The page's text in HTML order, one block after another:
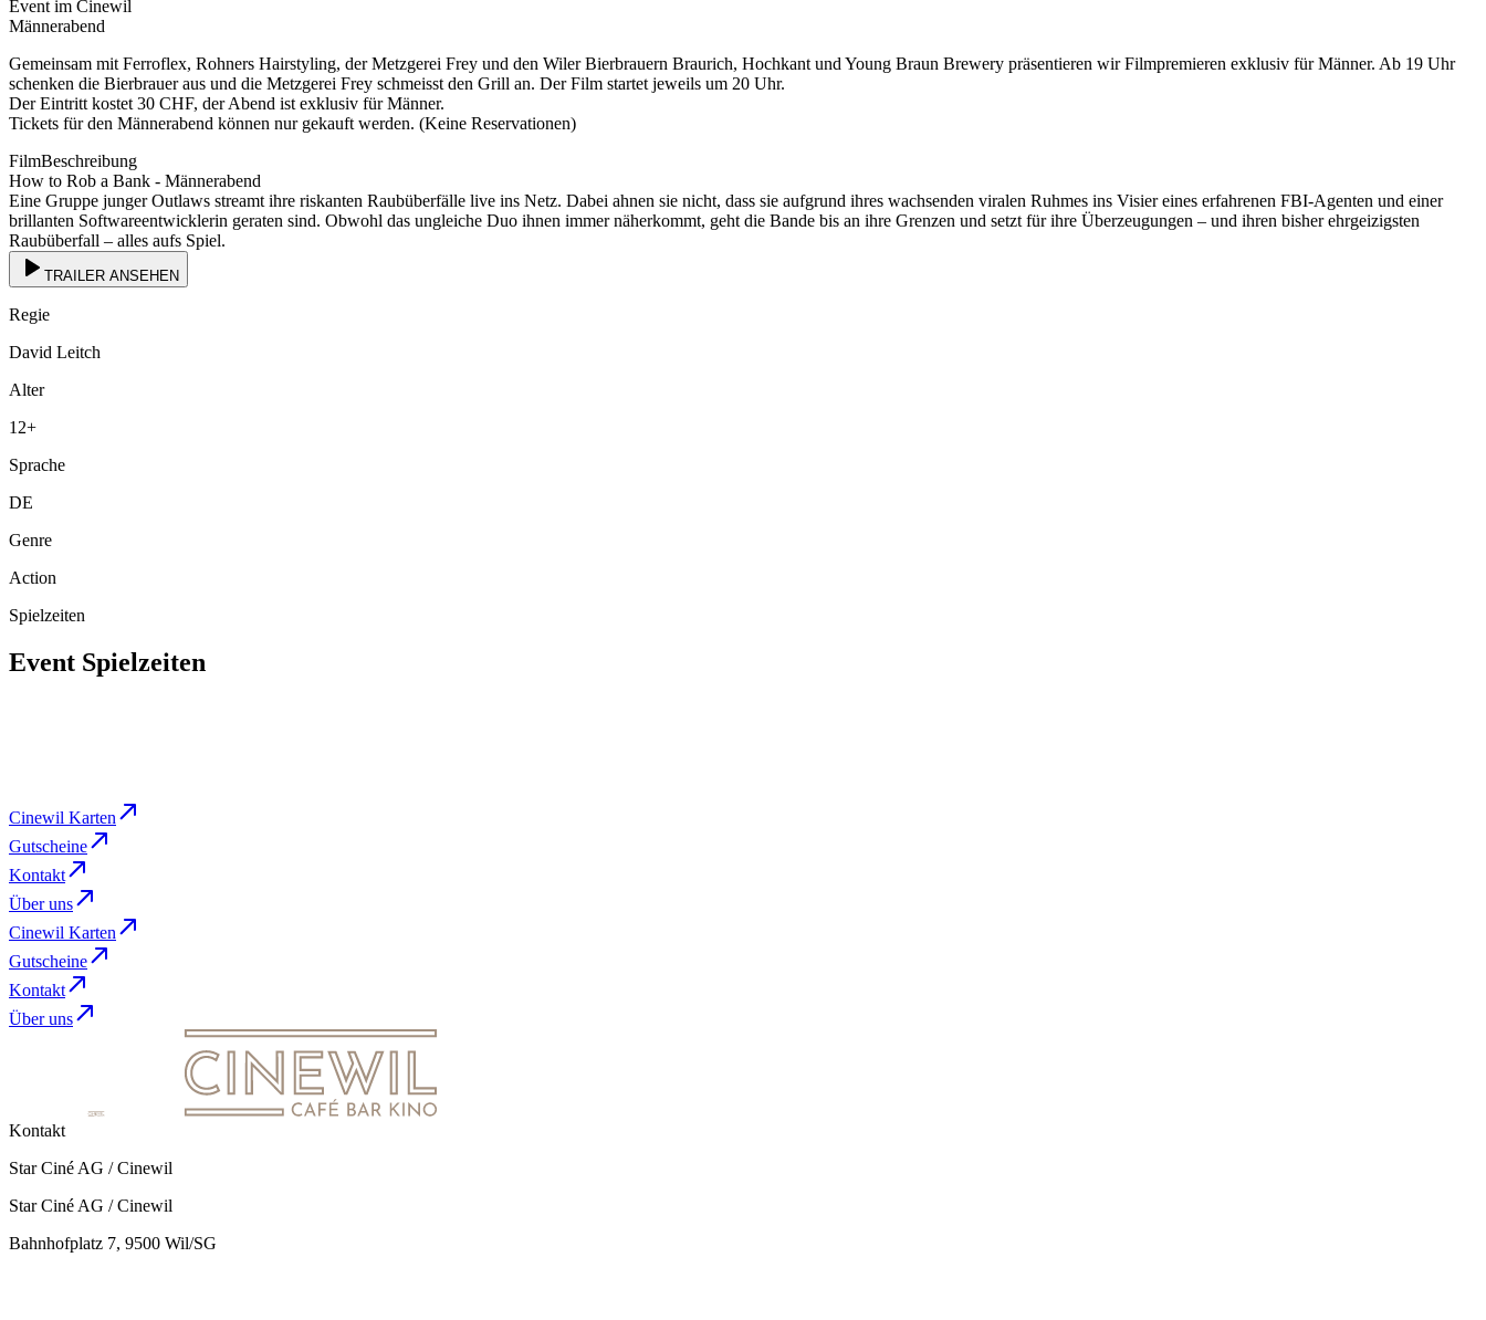
Event im Cinewil
Männerabend
Gemeinsam mit Ferroflex, Rohners Hairstyling, der Metzgerei Frey und den Wiler Bierbrauern Braurich, Hochkant und Young Braun Brewery präsentieren wir Filmpremieren exklusiv für Männer. Ab 19 Uhr
schenken die Bierbrauer aus und die Metzgerei Frey schmeisst den Grill an. Der Film startet jeweils um 20 Uhr.
Der Eintritt kostet 30 CHF, der Abend ist exklusiv für Männer.
Tickets für den Männerabend können nur gekauft werden. (Keine Reservationen)
FilmBeschreibung
How to Rob a Bank - Männerabend
Eine Gruppe junger Outlaws streamt ihre riskanten Raubüberfälle live ins Netz. Dabei ahnen sie nicht, dass sie aufgrund ihres wachsenden viralen Ruhmes ins Visier eines erfahrenen FBI-Agenten und einer
brillanten Softwareentwicklerin geraten sind. Obwohl das ungleiche Duo ihnen immer näherkommt, geht die Bande bis an ihre Grenzen und setzt für ihre Überzeugungen – und ihren bisher ehrgeizigsten
Raubüberfall – alles aufs Spiel.
TRAILER ANSEHEN
Regie
David Leitch
Alter
12+
Sprache
DE
Genre
Action
Spielzeiten
Event Spielzeiten
BUCHEN
Cinewil Karten
Gutscheine
Kontakt
Über uns
Cinewil Karten
Gutscheine
Kontakt
Über uns
Kontakt
Star Ciné AG / Cinewil
Star Ciné AG / Cinewil
Bahnhofplatz 7, 9500 Wil/SG